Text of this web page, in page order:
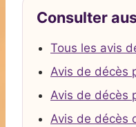
Consulter
Tous les avis
Avis de décès
Avis de décès
Avis de décès